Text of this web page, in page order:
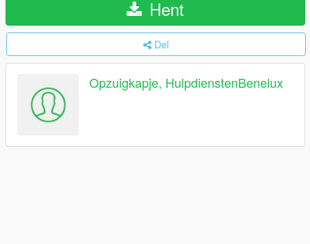
Hent
Del
Opzuigkapje, HulpdienstenBenelux